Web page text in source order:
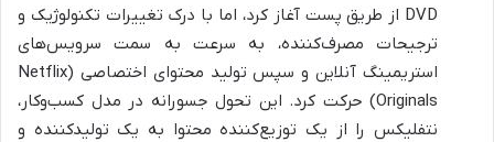
DVD از طریق پست آغاز کرد، اما با درک تغییرات تکنولوژیک و
ترجیحات مصرف‌کننده، به سرعت به سمت سرویس‌های
استریمینگ آنلاین و سپس تولید محتوای اختصاصی (Netflix
Originals) حرکت کرد. این تحول جسورانه در مدل کسب‌وکار،
نتفلیکس را از یک توزیع‌کننده محتوا به یک تولیدکننده و